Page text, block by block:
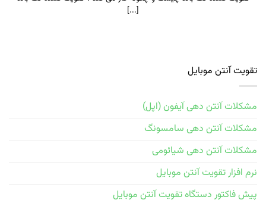
[...]
تقویت آنتن موبایل
مشکلات آنتن دهی آیفون (اپل)
مشکلات آنتن دهی سامسونگ
مشکلات آنتن دهی شیائومی
نرم افزار تقویت آنتن موبایل
پیش فاکتور دستگاه تقویت آنتن موبایل